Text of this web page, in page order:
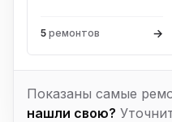
5 ремонтов →
Показаны самые
нашли свою?